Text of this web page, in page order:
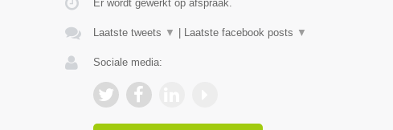
Er wordt gewerkt op afspraak.
Laatste tweets ▼ Laatste facebook posts ▼
Sociale media: